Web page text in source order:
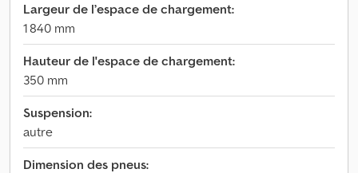
Largeur de l’espace de chargement:
1 840 mm
Hauteur de l'espace de chargement:
350 mm
Suspension:
autre
Dimension des pneus: